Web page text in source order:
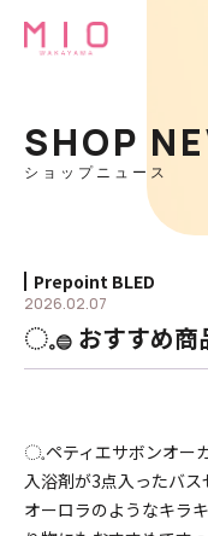
SHOP
ショップニュース
Prepoint BLED
2026.02.07
◌𓈒𓐍 おすすめ
◌𓈒ペティエサボンオー
入浴剤が3点入ったバス
オーロラのようなキラ